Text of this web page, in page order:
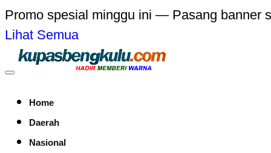
Promo spesial minggu ini — Pasang banner
Lihat Semua
Home
Daerah
Nasional